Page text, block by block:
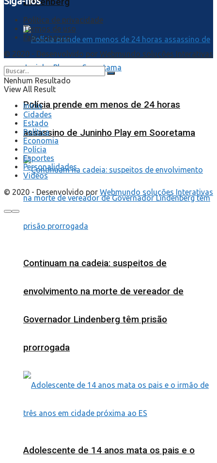
Polícia prende em menos de 24 horas
assassino de Juninho Play em Sooretama
Continuam na cadeia: suspeitos de
envolvimento na morte de vereador de
Governador Lindenberg têm prisão
prorrogada
Adolescente de 14 anos mata os pais e o
Política de privacidade
Termos de uso
Fale Conosco
© 2020 - Desenvolvido por Webmundo soluções Interativas
Nenhum Resultado
View All Result
Início
Cidades
Estado
Política
Economia
Polícia
Esportes
Personalidades
Videos
© 2020 - Desenvolvido por Webmundo soluções Interativas